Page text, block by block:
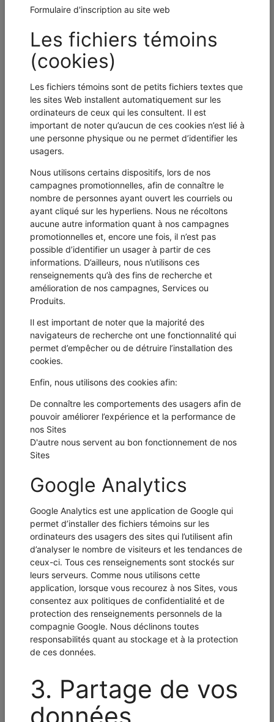
Langue parlée #1 *
Langue parlée #2
Langue parlée #3
Référencé à C. Lavoie Dentaire par
Coordonnatrice / Gestionnaire
Informations de
connexion
Nom d'utilisateur *
Mot de passe *
Confirmer le mot de passe *
Je désire recevoir les infolettres et
publicités de C. Lavoie Dentaire
contenant les offres et d'éventuelles
candidatures. Il est important de
cocher cette case! Vous pourrez